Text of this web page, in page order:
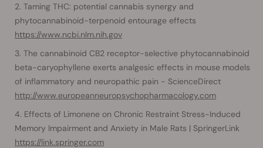
Taming THC: potential cannabis synergy and
phytocannabinoid-terpenoid entourage effects
https://www.ncbi.nlm.nih.gov
The cannabinoid CB2 receptor-selective phytocannabinoid
beta-caryophyllene exerts analgesic effects in mouse models
of inflammatory and neuropathic pain - ScienceDirect
http://www.europeanneuropsychopharmacology.com
Effects of Limonene on Chronic Restraint Stress-Induced
Memory Impairment and Anxiety in Male Rats | SpringerLink
https://link.springer.com